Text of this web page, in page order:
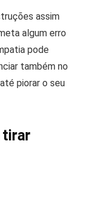
assim
algum erro
pode
também no
piorar o seu
tirar